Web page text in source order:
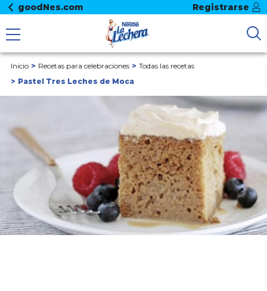
goodNes.com Registrarse
Inicio Recetas para celebraciones
Todas las recetas
Pastel Tres Leches de Moca